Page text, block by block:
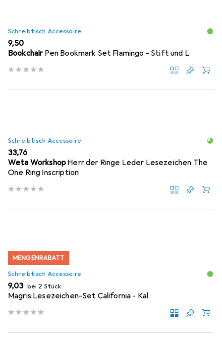
Schreibtisch Accessoire
EUR
9,50
Bookchair Pen Bookmark Set Flamingo - Stift und L
Schreibtisch Accessoire
EUR
33,76
Weta Workshop Herr der Ringe Leder Lesezeichen The
One Ring Inscription
MENGENRABATT
Schreibtisch Accessoire
EUR
9,03 bei 2 Stück
Magris:Lesezeichen-Set California - Kal